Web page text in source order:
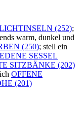
(252);
warm, dunkel und
(250); stell ein
SESSEL
SITZBÄNKE (202)
OFFENE
(201)